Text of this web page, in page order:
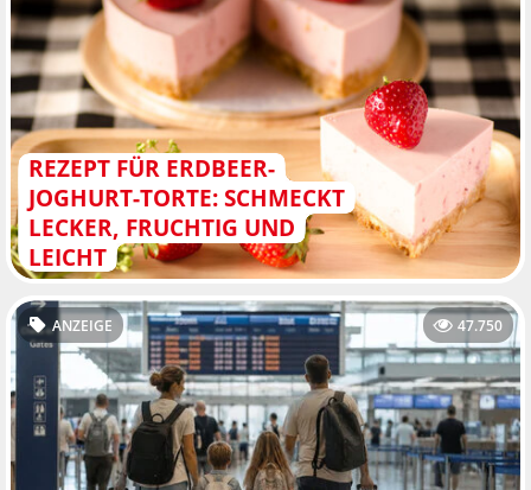
REZEPT FÜR ERDBEER-
JOGHURT-TORTE: SCHMECKT
LECKER, FRUCHTIG UND
LEICHT
ANZEIGE 47.750